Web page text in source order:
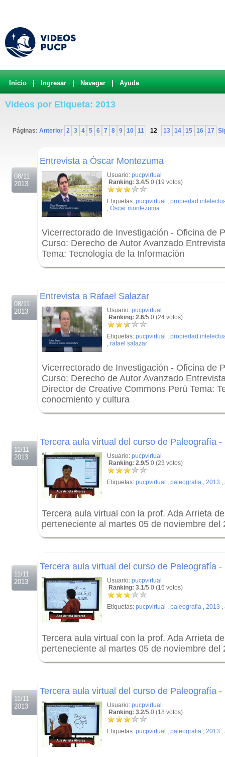
Inicio Ingresar Navegar Ayuda
Videos por Etiqueta: 2013
Páginas: Anterior 2 3 4 5 6 7 8 9 10 11 12 13 14 15 16 17
08/11
2013
Entrevista a Óscar Montezuma
Usuario: pucpvirtual
Ranking: 3.4/5.0 (19 votos)
Etiquetas: pucpvirtual , propiedad
, Óscar montezuma
Vicerrectorado de Investigación - Oficina de
Curso: Derecho de Autor Avanzado
Tema: Tecnología de la Información
08/11
2013
Entrevista a Rafael Salazar
Usuario: pucpvirtual
Ranking: 2.6/5.0 (24 votos)
Etiquetas: pucpvirtual , propiedad
, rafael salazar
Vicerrectorado de Investigación - Oficina de
Curso: Derecho de Autor Avanzado
Director de Creative Commons Perú Tema:
conocmiento y cultura
11/11
2013
Tercera aula virtual del curso de Paleografía -
Usuario: pucpvirtual
Ranking: 2.9/5.0 (23 votos)
Etiquetas: pucpvirtual , paleografia , 2013 ,
Tercera aula virtual con la prof. Ada Arrieta
perteneciente al martes 05 de noviembre del
11/11
2013
Tercera aula virtual del curso de Paleografía -
Usuario: pucpvirtual
Ranking: 3.1/5.0 (16 votos)
Etiquetas: pucpvirtual , paleografia , 2013 ,
Tercera aula virtual con la prof. Ada Arrieta
perteneciente al martes 05 de noviembre del
11/11
2013
Tercera aula virtual del curso de Paleografía -
Usuario: pucpvirtual
Ranking: 3.2/5.0 (18 votos)
Etiquetas: pucpvirtual , paleografia , 2013 ,